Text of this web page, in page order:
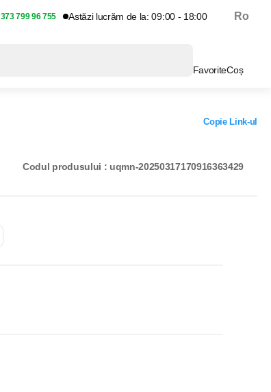
373 799 96 755 Astăzi lucrăm de la: 09:00 - 18:00 Ro
FavoriteCoș
Copie Link-ul
Codul produsului : uqmn-20250317170916363429